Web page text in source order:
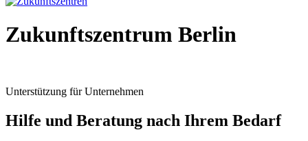
Zukunftszentrum Berlin
Unterstützung für Unternehmen
Hilfe und Beratung nach Ihrem Bedarf